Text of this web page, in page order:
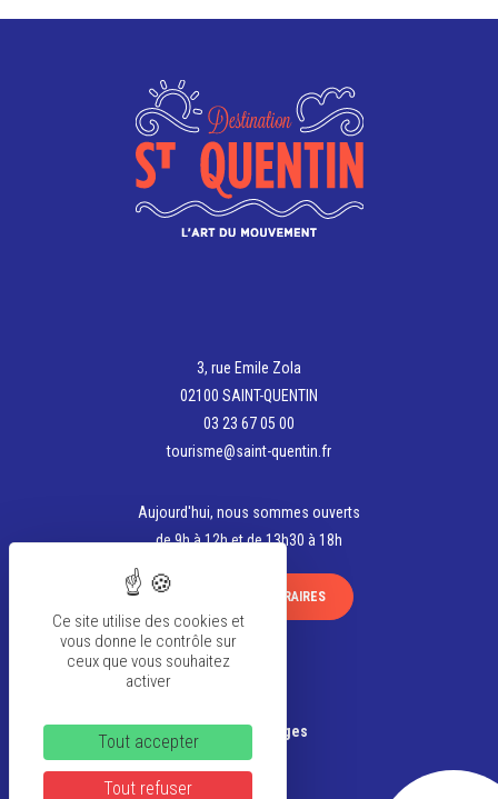
3, rue Emile Zola
02100 SAINT-QUENTIN
03 23 67 05 00
tourisme@saint-quentin.fr
Aujourd'hui, nous sommes ouverts
de 9h à 12h et de 13h30 à 18h
VOIR TOUS LES HORAIRES
Banque d’Images
Ce site utilise des cookies et
vous donne le contrôle sur
ceux que vous souhaitez
activer
Tout accepter
Tout refuser